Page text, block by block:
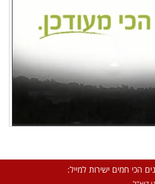
הכי חמים ישירות למייל: